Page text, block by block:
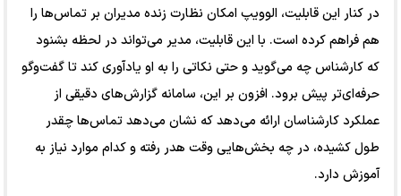
در کنار این قابلیت، الوویپ امکان نظارت زنده مدیران بر تماس‌ها را
هم فراهم کرده است. با این قابلیت، مدیر می‌تواند در لحظه بشنود
که کارشناس چه می‌گوید و حتی نکاتی را به او یادآوری کند تا گفت‌وگو
حرفه‌ای‌تر پیش برود. افزون بر این، سامانه گزارش‌های دقیقی از
عملکرد کارشناسان ارائه می‌دهد که نشان می‌دهد تماس‌ها چقدر
طول کشیده، در چه بخش‌هایی وقت هدر رفته و کدام موارد نیاز به
آموزش دارد.